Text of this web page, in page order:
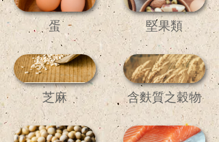
蛋
芝麻
堅果類
含麩質之穀物